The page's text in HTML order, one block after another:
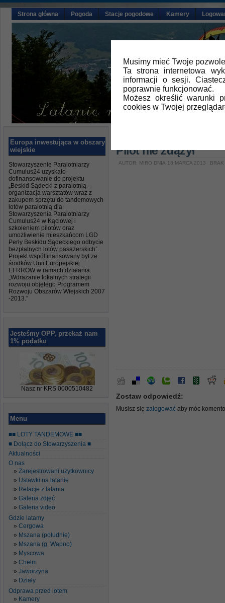
Musimy mieć Twoje
Ta strona internetowa
informacji o sesji.
poprawnie funkcjonować.
Możesz określić warunki
cookies w Twojej
Strona główna Pogoda Stacje pogodowe Kamery
Europa inwestująca w obszary
wiejskie
Stowarzyszenie Paralotniarzy
Cumulus24 uzyskało
dofinansowanie do projektu
„Beskid Sądecki z paralotnią –
organizacja warsztatów wraz z
zakupem sprzętu do tandemowych
lotów paralotnią dla
Stowarzyszenia Paralotniarzy
Cumulus24 w Kąclowej i
szkoleniem pilotów oraz
umożliwienie mieszkańcom LGD
Perły Beskidu Sądeckiego odbycie
bezpłatnych lotów pasażerskich”.
Projekt współfinansowany był ze
środków Unii Europejskiej
EFRROW w ramach działania
„Wdrażanie lokalnych strategii
rozwoju objętego Programem
Rozwoju Obszarów Wiejskich 2007
-2013.”
Jesteśmy OPP, przekaż nam
1% podatku
Nasz nr KRS 0000510482
Menu
■■ LOTY TANDEMOWE ■■
■ Dołącz do Stowarzyszenia ■
Aktualności
O nas
Zarejestrowani użytkownicy
Ustawki na latanie
Relacje z latania
Galeria zdjęć
Galeria video
Gdzie latamy
Cergowa
Mszana (południe)
Mszana (g. Wapno)
Myscowa
Chełm
Jaworzyna
Działy
Odprawa przed lotem
Kamery
Pilot nie zdążył
AUTOR: MIRO DNIA 18 MARCA 2013 BRAK
Zostaw odpowiedź:
Musisz się zalogować aby móc